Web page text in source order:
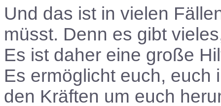
Und das ist in vielen
müsst. Denn es gibt
Es ist daher eine große
Es ermöglicht euch, euch
den Kräften um euch